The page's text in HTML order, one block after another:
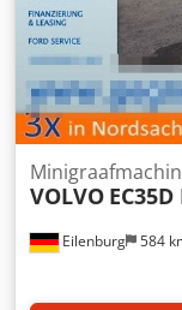
Eilenburg 584
VOLVO